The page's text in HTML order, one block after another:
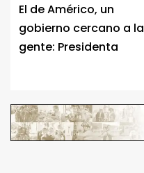
El de Américo, un
gobierno cercano a la
gente: Presidenta